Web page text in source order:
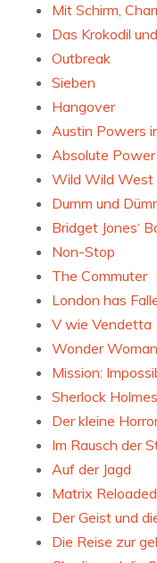
Mit Schirm,
Das Krokodil
Outbreak
Sieben
Hangover
Austin Powers
Absolute Power
Wild Wild West
Dumm und
Bridget Jones‘
Non-Stop
The Commuter
London has
V wie Vendetta
Wonder Woman
Mission:
Sherlock Holmes
Der kleine
Im Rausch der
Auf der Jagd
Matrix Reloaded
Der Geist und
Die Reise zur